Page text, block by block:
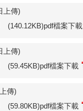
上傳)
(140.12KB)pdf檔案下載
上傳)
(59.45KB)pdf檔案下載
傳)
(59.80KB)pdf檔案下載